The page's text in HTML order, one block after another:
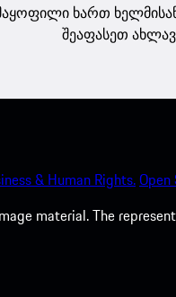
ხართ
შეაფასეთ
& Human Rights.
material. The